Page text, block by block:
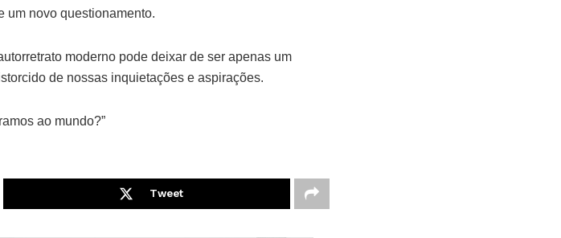
um novo questionamento.
moderno pode deixar de ser apenas um
de nossas inquietações e aspirações.
ao mundo?”
Tweet